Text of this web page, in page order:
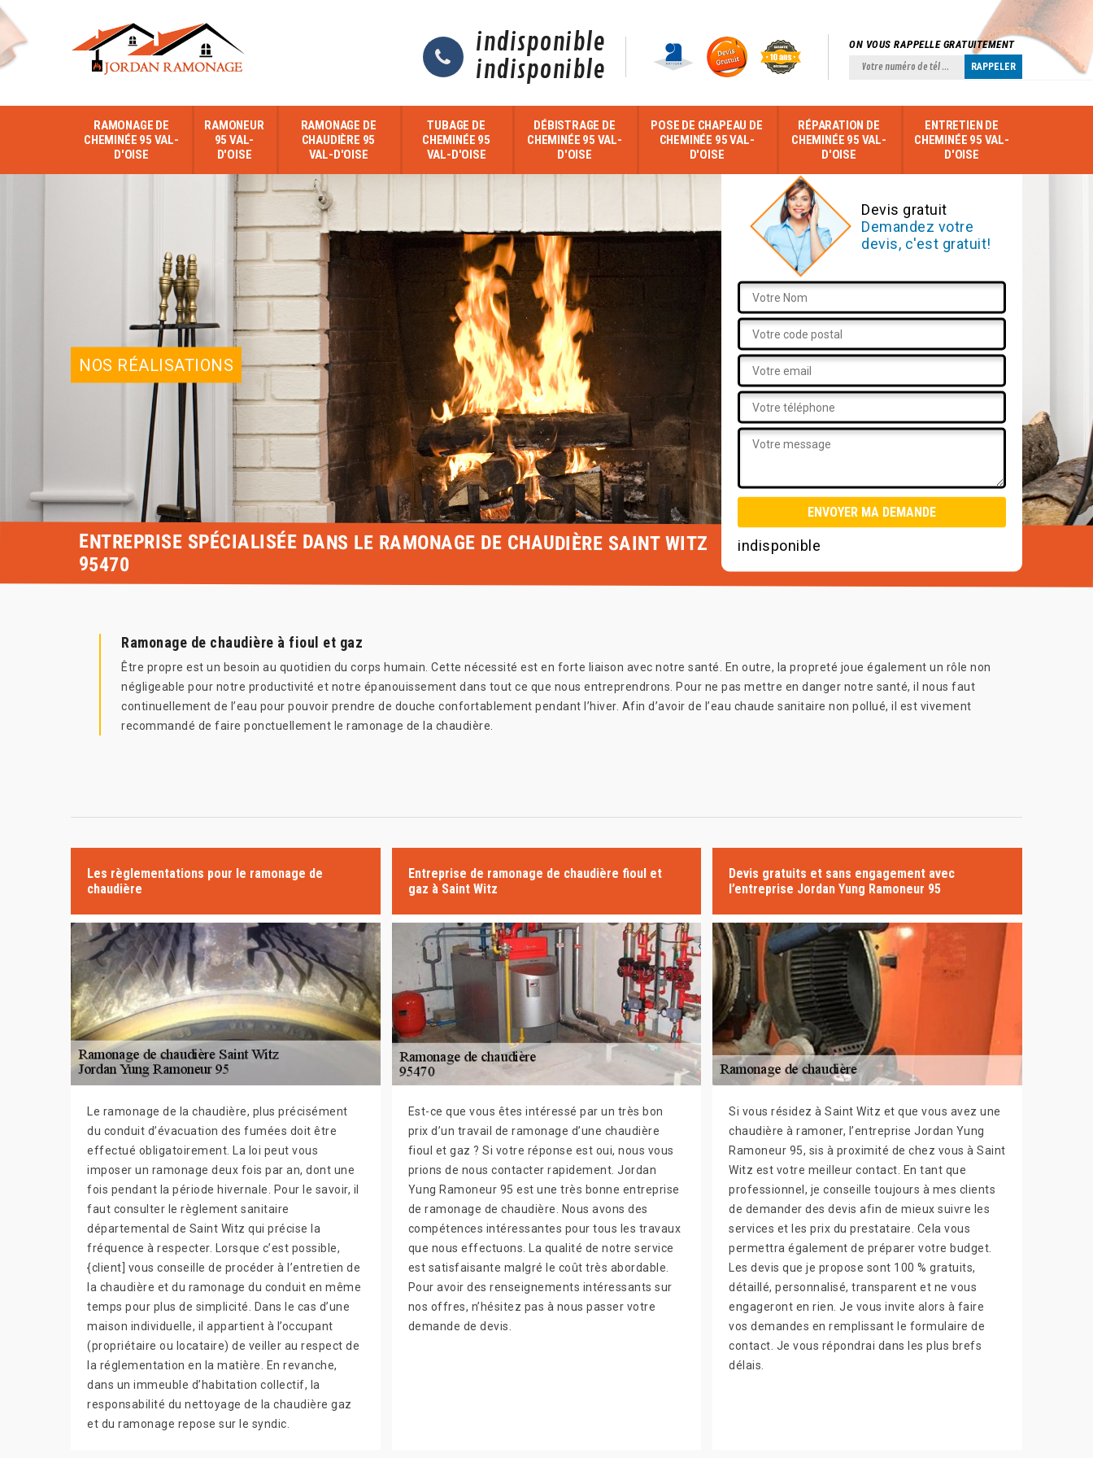
indisponible
indisponible
ON VOUS RAPPELLE GRATUITEMENT
RAMONAGE DE
CHEMINÉE 95 VAL-
D'OISE
RAMONEUR
95 VAL-
D'OISE
RAMONAGE DE
CHAUDIÈRE 95
VAL-D'OISE
TUBAGE DE
CHEMINÉE 95
VAL-D'OISE
DÉBISTRAGE DE
CHEMINÉE 95 VAL-
D'OISE
POSE DE CHAPEAU DE
CHEMINÉE 95 VAL-
D'OISE
RÉPARATION DE
CHEMINÉE 95 VAL-
D'OISE
ENTRETIEN DE
CHEMINÉE 95 VAL-
D'OISE
NOS RÉALISATIONS
Devis gratuit
Demandez votre
devis, c'est gratuit!
indisponible
ENTREPRISE SPÉCIALISÉE DANS LE RAMONAGE DE CHAUDIÈRE SAINT WITZ
95470
Ramonage de chaudière à fioul et gaz
Être propre est un besoin au quotidien du corps humain. Cette nécessité est en forte liaison avec notre santé. En outre, la propreté joue également un rôle non
négligeable pour notre productivité et notre épanouissement dans tout ce que nous entreprendrons. Pour ne pas mettre en danger notre santé, il nous faut
continuellement de l’eau pour pouvoir prendre de douche confortablement pendant l’hiver. Afin d’avoir de l’eau chaude sanitaire non pollué, il est vivement
recommandé de faire ponctuellement le ramonage de la chaudière.
Les règlementations pour le ramonage de
chaudière
Le ramonage de la chaudière, plus précisément
du conduit d’évacuation des fumées doit être
effectué obligatoirement. La loi peut vous
imposer un ramonage deux fois par an, dont une
fois pendant la période hivernale. Pour le savoir, il
faut consulter le règlement sanitaire
départemental de Saint Witz qui précise la
fréquence à respecter. Lorsque c’est possible,
{client] vous conseille de procéder à l’entretien de
la chaudière et du ramonage du conduit en même
temps pour plus de simplicité. Dans le cas d’une
maison individuelle, il appartient à l’occupant
(propriétaire ou locataire) de veiller au respect de
la réglementation en la matière. En revanche,
dans un immeuble d’habitation collectif, la
responsabilité du nettoyage de la chaudière gaz
et du ramonage repose sur le syndic.
Entreprise de ramonage de chaudière fioul et
gaz à Saint Witz
Est-ce que vous êtes intéressé par un très bon
prix d’un travail de ramonage d’une chaudière
fioul et gaz ? Si votre réponse est oui, nous vous
prions de nous contacter rapidement. Jordan
Yung Ramoneur 95 est une très bonne entreprise
de ramonage de chaudière. Nous avons des
compétences intéressantes pour tous les travaux
que nous effectuons. La qualité de notre service
est satisfaisante malgré le coût très abordable.
Pour avoir des renseignements intéressants sur
nos offres, n’hésitez pas à nous passer votre
demande de devis.
Devis gratuits et sans engagement avec
l’entreprise Jordan Yung Ramoneur 95
Si vous résidez à Saint Witz et que vous avez une
chaudière à ramoner, l’entreprise Jordan Yung
Ramoneur 95, sis à proximité de chez vous à Saint
Witz est votre meilleur contact. En tant que
professionnel, je conseille toujours à mes clients
de demander des devis afin de mieux suivre les
services et les prix du prestataire. Cela vous
permettra également de préparer votre budget.
Les devis que je propose sont 100 % gratuits,
détaillé, personnalisé, transparent et ne vous
engageront en rien. Je vous invite alors à faire
vos demandes en remplissant le formulaire de
contact. Je vous répondrai dans les plus brefs
délais.